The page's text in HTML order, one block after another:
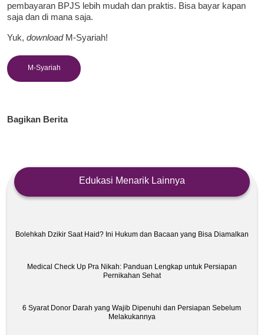
pembayaran BPJS lebih mudah dan praktis. Bisa bayar kapan
saja dan di mana saja.
Yuk, downloadM-Syariah!
M-Syariah
Bagikan Berita
Edukasi Menarik Lainnya
Bolehkah Dzikir Saat Haid? Ini Hukum dan Bacaan yang Bisa Diamalkan
Medical Check Up Pra Nikah: Panduan Lengkap untuk Persiapan
Pernikahan Sehat
6 Syarat Donor Darah yang Wajib Dipenuhi dan Persiapan Sebelum
Melakukannya